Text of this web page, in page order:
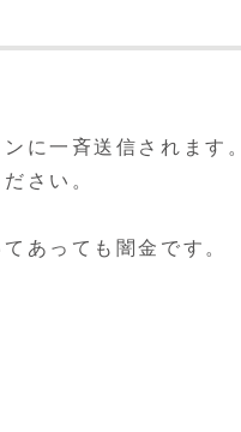
に一斉送信されます。
さい。
あっても闇金です。